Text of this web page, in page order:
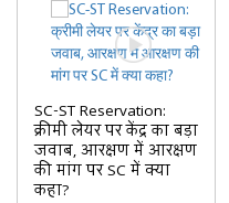
SC-ST Reservation:
क्रीमी लेयर पर केंद्र का बड़ा
जवाब, आरक्षण में आरक्षण
की मांग पर SC में क्या
कहा?